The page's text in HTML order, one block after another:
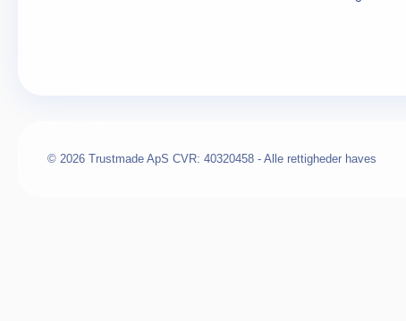
© 2026 Trustmade ApS CVR: 40320458 - Alle rettigheder haves